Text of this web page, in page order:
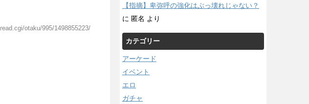
otaku/995/1498855223/
【指摘】卑弥呼の強化はぶっ壊れじゃない？
に 匿名 より
カテゴリー
アーケード
イベント
エロ
ガチャ